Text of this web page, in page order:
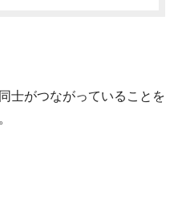
士がつながっていることを